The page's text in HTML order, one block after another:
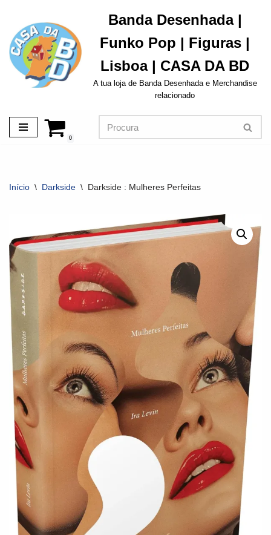
Avançar
para
o
conteúdo
Banda Desenhada |
Funko Pop | Figuras |
Lisboa | CASA DA BD
A tua loja de Banda Desenhada e Merchandise
relacionado
0
Início \ Darkside \ Darkside : Mulheres Perfeitas